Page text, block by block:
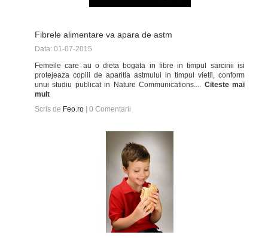
Fibrele alimentare va apara de astm
Data: 01-07-2015
Femeile care au o dieta bogata in fibre in timpul sarcinii isi
protejeaza copiii de aparitia astmului in timpul vietii, conform
unui studiu publicat in Nature Communications.... Citeste mai
mult
Scris de Feo.ro 0 Comentarii